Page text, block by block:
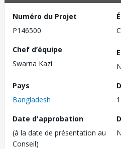
Numéro du Projet
P146500
Chef d’équipe
Swarna Kazi
Pays
Bangladesh
Date d'approbation
(à la date de présentation au
Conseil)